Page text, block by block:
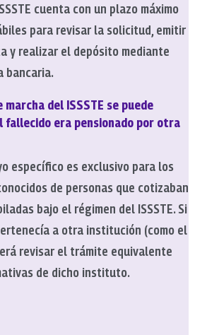
cuenta con un plazo máximo
para revisar la solicitud, emitir
y realizar el depósito mediante
bancaria.
marcha del ISSSTE se puede
era pensionado por otra
específico es exclusivo para los
de personas que cotizaban
bajo el régimen del ISSSTE. Si
a otra institución (como el
revisar el trámite equivalente
de dicho instituto.